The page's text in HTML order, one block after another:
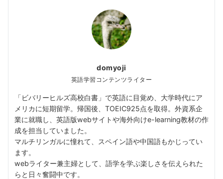
domyoji
英語学習コンテンツライター
「ビバリーヒルズ高校白書」で英語に目覚め、大学時代にア
メリカに短期留学。帰国後、TOEIC925点を取得。外資系企
業に就職し、英語版webサイトや海外向けe-learning教材の作
成を担当していました。
マルチリンガルに憧れて、スペイン語や中国語もかじってい
ます。
webライター兼主婦として、語学を学ぶ楽しさを伝えられた
らと日々奮闘中です。